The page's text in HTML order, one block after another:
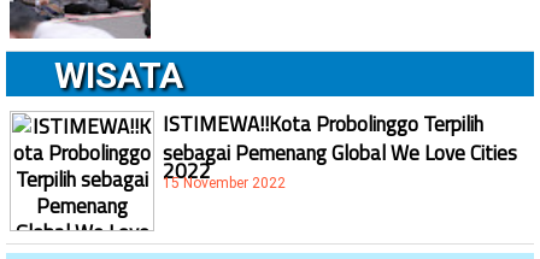
WISATA
ISTIMEWA!!Kota Probolinggo Terpilih
sebagai Pemenang Global We Love Cities
2022
15 November 2022